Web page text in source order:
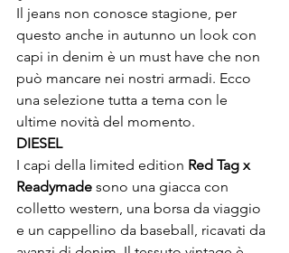
Il jeans non conosce stagione, per
questo anche in autunno un look con
capi in denim è un must have che non
può mancare nei nostri armadi. Ecco
una selezione tutta a tema con le
ultime novità del momento.
DIESEL
I capi della limited edition Red Tag x
Readymade sono una giacca con
colletto western, una borsa da viaggio
e un cappellino da baseball, ricavati da